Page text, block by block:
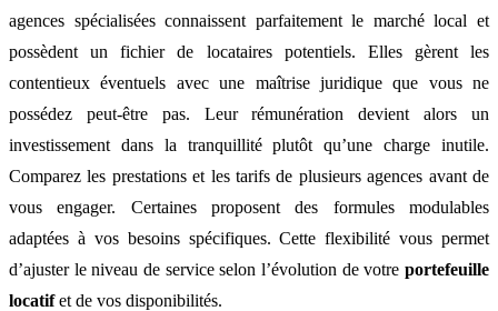
agences spécialisées connaissent parfaitement le marché local et
possèdent un fichier de locataires potentiels. Elles gèrent les
contentieux éventuels avec une maîtrise juridique que vous ne
possédez peut-être pas. Leur rémunération devient alors un
investissement dans la tranquillité plutôt qu’une charge inutile.
Comparez les prestations et les tarifs de plusieurs agences avant de
vous engager. Certaines proposent des formules modulables
adaptées à vos besoins spécifiques. Cette flexibilité vous permet
d’ajuster le niveau de service selon l’évolution de votre portefeuille
locatifet de vos disponibilités.